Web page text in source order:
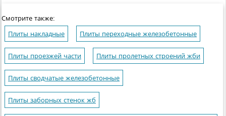
Смотрите также:
Плиты накладные Плиты переходные железобетонные
Плиты проезжей части Плиты пролетных строений жби
Плиты сводчатые железобетонные
Плиты заборных стенок жб